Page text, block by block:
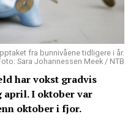
fra bunnivåene tidligere i år.
Sara Johannessen Meek / NTB
har vokst gradvis
april. I oktober var
oktober i fjor.